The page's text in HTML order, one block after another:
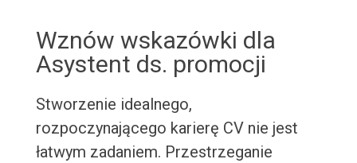
Wznów wskazówki dla
Asystent ds. promocji
Stworzenie idealnego,
rozpoczynającego karierę CV nie jest
łatwym zadaniem. Przestrzeganie